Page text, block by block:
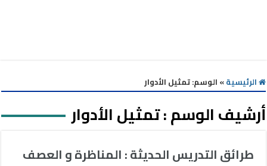
الرئيسية» الوسم:تمثيل الأدوار
أرشيف الوسم :تمثيل الأدوار
طرائق التدريس الحديثة : المناظرة و العصف